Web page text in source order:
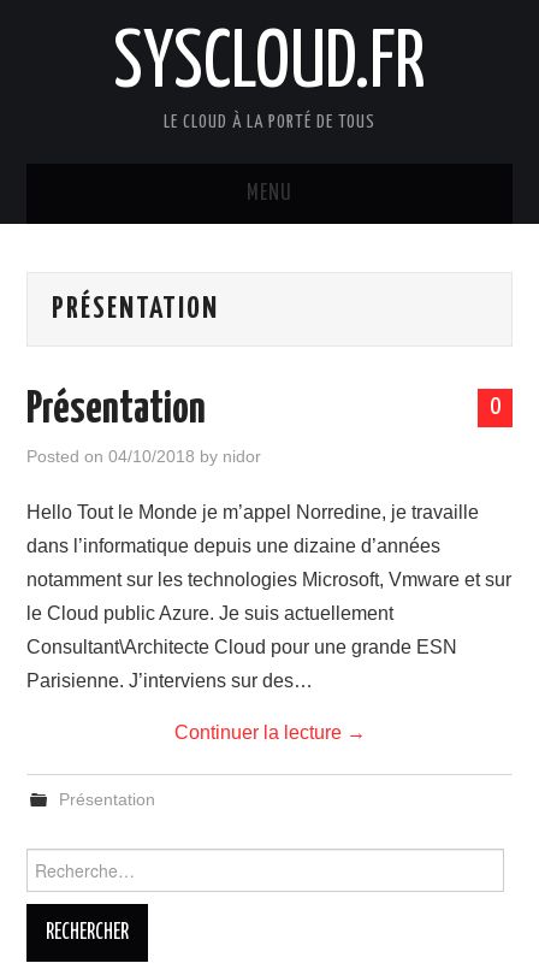
SYSCLOUD.FR
LE CLOUD À LA PORTÉ DE TOUS
MENU
VMWARE
VDI
TOOLS
CONTACT
PRÉSENTATION
0
Présentation
Posted on04/10/2018 by nidor
Hello Tout le Monde je m’appel Norredine, je travaille
dans l’informatique depuis une dizaine d’années
notamment sur les technologies Microsoft, Vmware et sur
le Cloud public Azure. Je suis actuellement
Consultant\Architecte Cloud pour une grande ESN
Parisienne. J’interviens sur des…
Continuer la lecture →
Présentation